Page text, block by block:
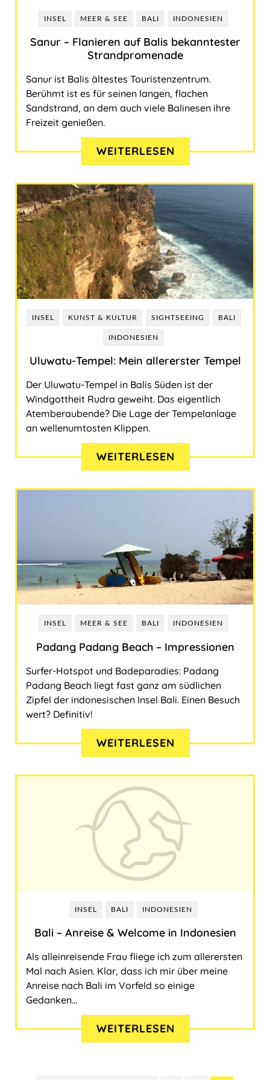
Italien
Kroatien
Malta
Österreich
Polen
Schweiz
Spanien
Türkei
Ungarn
Sri Lanka
Taiwan
Thailand
USA
Marokko
THEMEN
Insel
Städtereise
Lecker
Wandern & Natur
WER HIER SCHREIBT?
SEO-SERVICES
TRANSLATE
INSEL MEER & SEE BALI INDONESIEN
Sanur ‒ Flanieren auf Balis bekanntester
Strandpromenade
Sanur ist Balis ältestes Touristenzentrum.
Berühmt ist es für seinen langen, flachen
Sandstrand, an dem auch viele Balinesen ihre
Freizeit genießen.
WEITERLESEN
INSEL KUNST & KULTUR SIGHTSEEING BALI
INDONESIEN
Uluwatu-Tempel: Mein allererster Tempel
Der Uluwatu-Tempel in Balis Süden ist der
Windgottheit Rudra geweiht. Das eigentlich
Atemberaubende? Die Lage der Tempelanlage
an wellenumtosten Klippen.
WEITERLESEN
INSEL MEER & SEE BALI INDONESIEN
Padang Padang Beach ‒ Impressionen
Surfer-Hotspot und Badeparadies: Padang
Padang Beach liegt fast ganz am südlichen
Zipfel der indonesischen Insel Bali. Einen Besuch
wert? Definitiv!
WEITERLESEN
INSEL BALI INDONESIEN
Bali ‒ Anreise & Welcome in Indonesien
Als alleinreisende Frau fliege ich zum allerersten
Mal nach Asien. Klar, dass ich mir über meine
Anreise nach Bali im Vorfeld so einige
Gedanken…
WEITERLESEN